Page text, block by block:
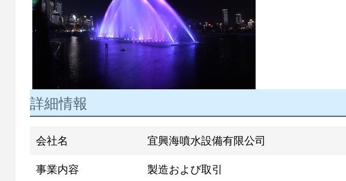
詳細情報
会社名 宜興海噴水設備有限公司
事業内容 製造および取引